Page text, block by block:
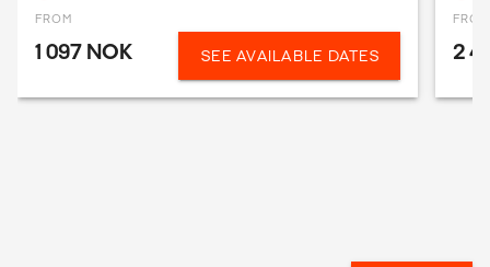
FROM
1 097 NOK SEE AVAILABLE DATES
FROM
2